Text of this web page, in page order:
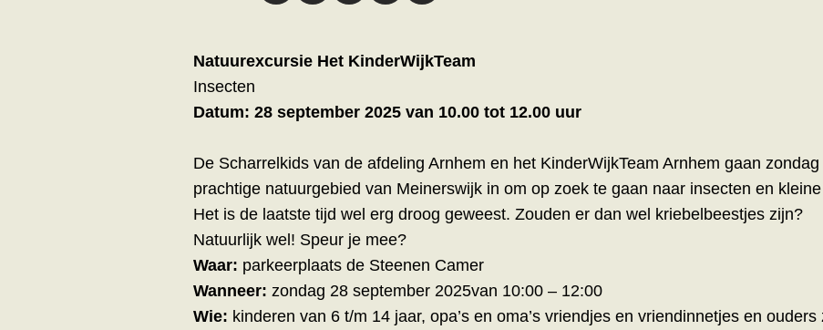
Natuurexcursie Het KinderWijkTeam
Insecten
Datum: 28 september 2025 van 10.00 tot 12.00 uur
De Scharrelkids van de afdeling Arnhem en het KinderWijkTeam Arnhem gaan
prachtige natuurgebied van Meinerswijk in om op zoek te gaan naar insecten en
Het is de laatste tijd wel erg droog geweest. Zouden er dan wel kriebelbeestjes zijn?
Natuurlijk wel! Speur je mee?
Waar: parkeerplaats de Steenen Camer
Wanneer: zondag 28 september 2025van 10:00 – 12:00
Wie: kinderen van 6 t/m 14 jaar, opa’s en oma’s vriendjes en vriendinnetjes en ouders